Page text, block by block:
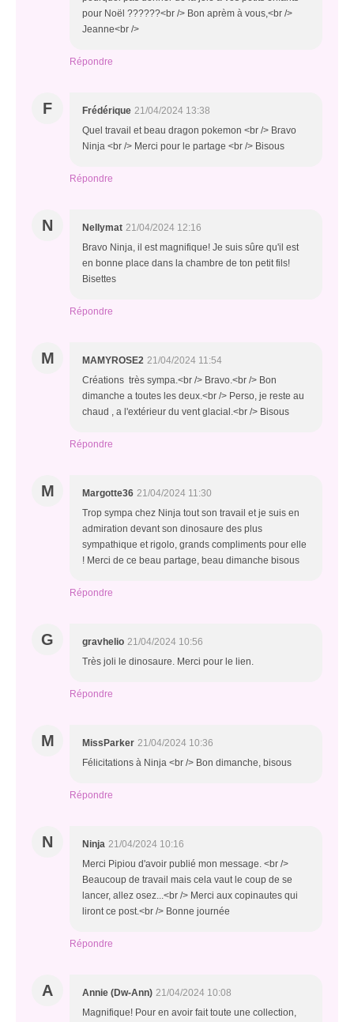
pour Noël ??????<br /> Bon aprèm à vous,<br />
Jeanne<br />
Répondre
F Frédérique 21/04/2024 13:38
Quel travail et beau dragon pokemon <br /> Bravo
Ninja <br /> Merci pour le partage <br /> Bisous
Répondre
N Nellymat 21/04/2024 12:16
Bravo Ninja, il est magnifique! Je suis sûre qu'il est
en bonne place dans la chambre de ton petit fils!
Bisettes
Répondre
M MAMYROSE2 21/04/2024 11:54
Créations très sympa.<br /> Bravo.<br /> Bon
dimanche a toutes les deux.<br /> Perso, je reste au
chaud , a l'extérieur du vent glacial.<br /> Bisous
Répondre
M Margotte36 21/04/2024 11:30
Trop sympa chez Ninja tout son travail et je suis en
admiration devant son dinosaure des plus
sympathique et rigolo, grands compliments pour elle
! Merci de ce beau partage, beau dimanche bisous
Répondre
G gravhelio 21/04/2024 10:56
Très joli le dinosaure. Merci pour le lien.
Répondre
M MissParker 21/04/2024 10:36
Félicitations à Ninja <br /> Bon dimanche, bisous
Répondre
N Ninja 21/04/2024 10:16
Merci Pipiou d'avoir publié mon message. <br />
Beaucoup de travail mais cela vaut le coup de se
lancer, allez osez...<br /> Merci aux copinautes qui
liront ce post.<br /> Bonne journée
Répondre
A Annie (Dw-Ann) 21/04/2024 10:08
Magnifique! Pour en avoir fait toute une collection,